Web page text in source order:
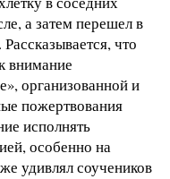
а затем перешел в
что
внимание
организованной и
пожертвования
исполнять
особенно на
удивлял соучеников